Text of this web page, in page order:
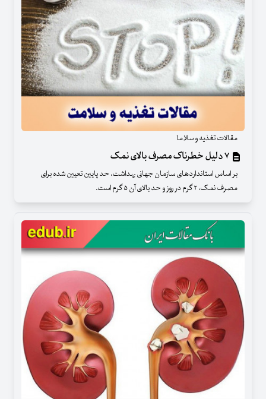
مقالات تغذیه و سلاما
بر اساس استانداردهای سازمان جهانی بهداشت، حد پایین تعیین شده برای
مصرف نمک، ۲ گرم در روز و حد بالای آن ۵ گرم است.